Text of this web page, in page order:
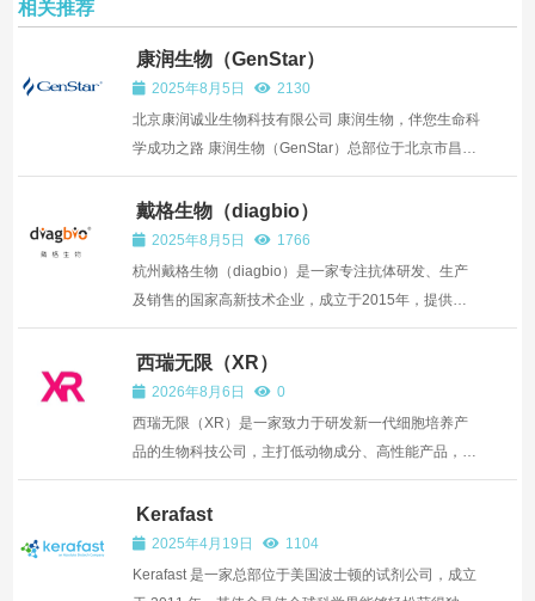
相关推荐
康润生物（GenStar）
2025年8月5日
2130
北京康润诚业生物科技有限公司 康润生物，伴您生命科
学成功之路 康润生物（GenStar）总部位于北京市昌平
区中关村生命科学园。公司自成立以来，历经十余年持
续发展，先后成立广州、上海、南京、天津、深圳办事
处，在北京已建设了1200平米研发中心，于江苏太仓
建立起30...
戴格生物（diagbio）
2025年8月5日
1766
杭州戴格生物（diagbio）是一家专注抗体研发、生产
及销售的国家高新技术企业，成立于2015年，提供高
品质兔抗体、抗体定制服务及诊断原料，产品线覆盖诊
断原料、科研一抗...
西瑞无限（XR）
2026年8月6日
0
西瑞无限（XR）是一家致力于研发新一代细胞培养产
品的生物科技公司，主打低动物成分、高性能产品，覆
盖科研与细胞治疗领域，其核心产品为hESC/iPSC悬浮
专用培养基，支持...
Kerafast
2025年4月19日
1104
Kerafast 是一家总部位于美国波士顿的试剂公司，成立